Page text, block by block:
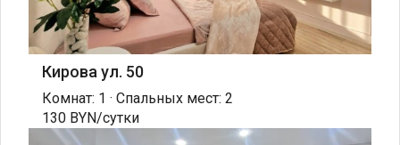
Кирова ул. 50
Комнат: 1 · Спальных мест: 2
130 BYN/сутки